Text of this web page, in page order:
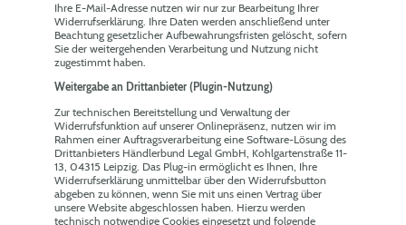
Ihre E-Mail-Adresse nutzen wir nur zur Bearbeitung Ihrer
Widerrufserklärung. Ihre Daten werden anschließend unter
Beachtung gesetzlicher Aufbewahrungsfristen gelöscht, sofern
Sie der weitergehenden Verarbeitung und Nutzung nicht
zugestimmt haben.
Weitergabe an Drittanbieter (Plugin-Nutzung)
Zur technischen Bereitstellung und Verwaltung der
Widerrufsfunktion auf unserer Onlinepräsenz, nutzen wir im
Rahmen einer Auftragsverarbeitung eine Software-Lösung des
Drittanbieters Händlerbund Legal GmbH, Kohlgartenstraße 11-
13, 04315 Leipzig. Das Plug-in ermöglicht es Ihnen, Ihre
Widerrufserklärung unmittelbar über den Widerrufsbutton
abgeben zu können, wenn Sie mit uns einen Vertrag über
unsere Website abgeschlossen haben. Hierzu werden
technisch notwendige Cookies eingesetzt und folgende